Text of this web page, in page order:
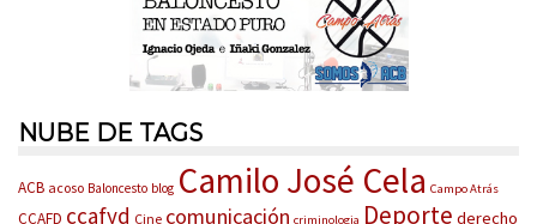
NUBE DE TAGS
ACB acoso Baloncesto blog Camilo José Cela Campo Atrás
CCAFD ccafyd Cine comunicación criminologia Deporte derecho